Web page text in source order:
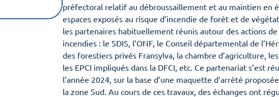
préfectoral relatif au débroussaillement et au maintien en
espaces exposés au risque d’incendie de forêt et de
les partenaires habituellement réunis autour des actions
incendies : le SDIS, l’ONF, le Conseil départemental de
des forestiers privés Fransylva, la chambre d’agriculture,
les EPCI impliqués dans la DFCI, etc. Ce partenariat s’est
l’année 2024, sur la base d’une maquette d’arrêté
la zone Sud. Au cours de ces travaux, des échanges ont